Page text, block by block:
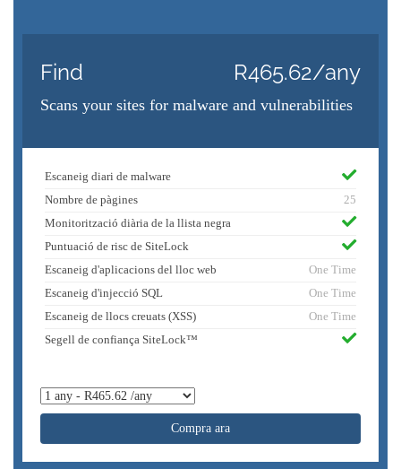
Find R465.62/any
Scans your sites for malware and vulnerabilities
Escaneig diari de malware
Nombre de pàgines
25
Monitorització diària de la llista negra
Puntuació de risc de SiteLock
Escaneig d'aplicacions del lloc web
One Time
Escaneig d'injecció SQL
One Time
Escaneig de llocs creuats (XSS)
One Time
Segell de confiança SiteLock™
Compra ara